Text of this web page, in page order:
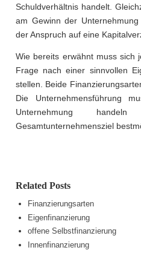
Schuldverhältnis handelt.
am Gewinn der
der Anspruch auf eine
Wie bereits erwähnt muss sich
Frage nach einer sinnvollen
stellen. Beide
Die Unternehmensführung
Unternehmung
Gesamtunternehmensziel
Related Posts
Finanzierungsarten
Eigenfinanzierung
offene Selbstfinanzierung
Innenfinanzierung